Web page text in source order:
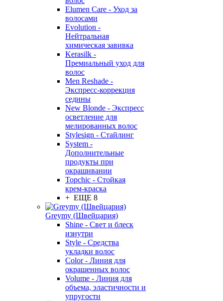
Elumen Care - Уход за
волосами
Evolution -
Нейтральная
химическая завивка
Kerasilk -
Премиальный уход для
волос
Men Reshade -
Экспресс-коррекция
седины
New Blonde - Экспресс
осветление для
мелированных волос
Stylesign - Стайлинг
System -
Дополнительные
продукты при
окрашивании
Topchic - Стойкая
крем-краска
+ ЕЩЕ 8
Greymy (Швейцария)
Shine - Свет и блеск
изнутри
Style - Средства
укладки волос
Color - Линия для
окрашенных волос
Volume - Линия для
объема, эластичности и
упругости